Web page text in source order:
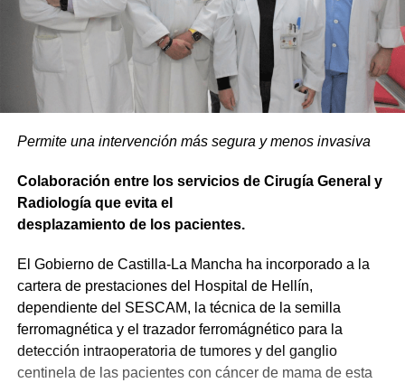
Permite una intervención más segura y menos invasiva
Colaboración entre los servicios de Cirugía General y
Radiología que evita el
desplazamiento de los pacientes.
El Gobierno de Castilla-La Mancha ha incorporado a la
cartera de prestaciones del Hospital de Hellín,
dependiente del SESCAM, la técnica de la semilla
ferromagnética y el trazador ferromágnético para la
detección intraoperatoria de tumores y del ganglio
centinela de las pacientes con cáncer de mama de esta